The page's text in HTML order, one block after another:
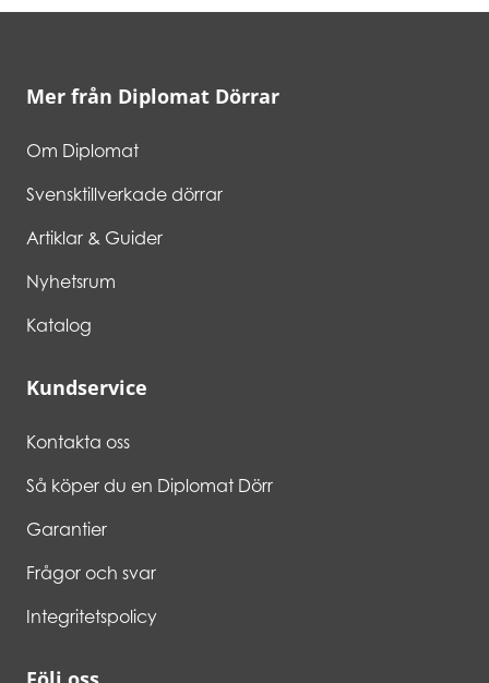
Mer från Diplomat Dörrar
Om Diplomat
Svensktillverkade dörrar
Artiklar & Guider
Nyhetsrum
Katalog
Kundservice
Kontakta oss
Så köper du en Diplomat Dörr
Garantier
Frågor och svar
Integritetspolicy